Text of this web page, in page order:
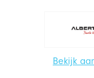
Bekijk